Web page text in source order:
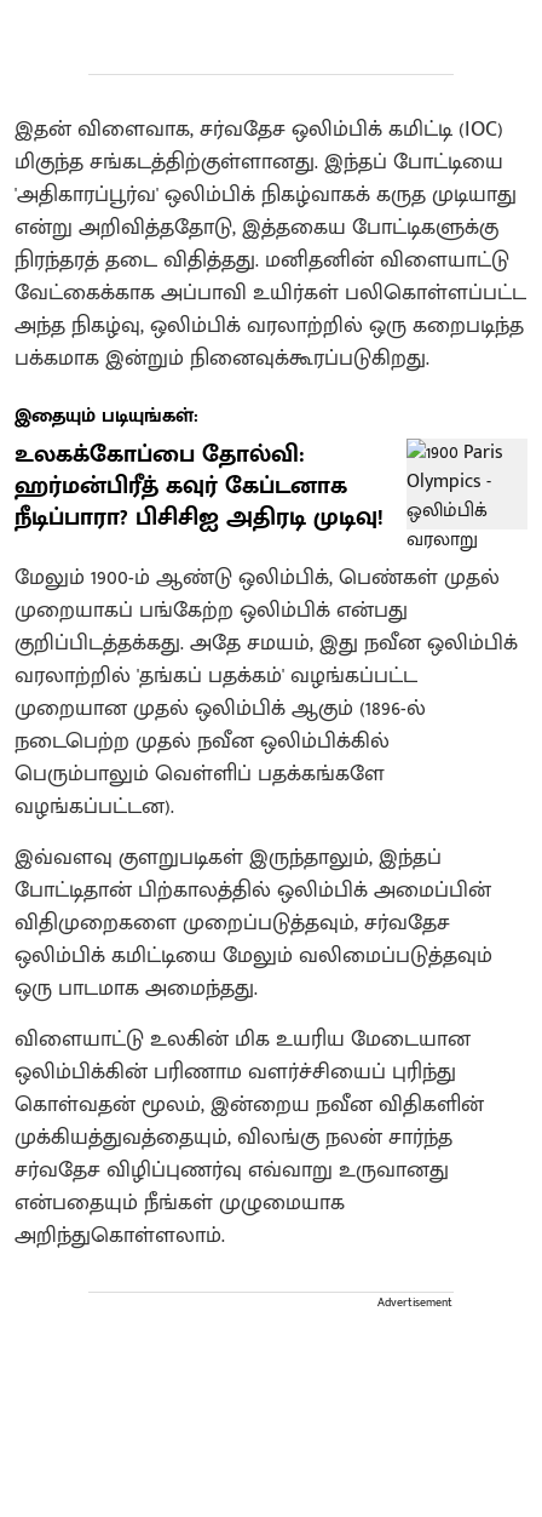
இதன் விளைவாக, சர்வதேச ஒலிம்பிக் கமிட்டி (IOC)
மிகுந்த சங்கடத்திற்குள்ளானது. இந்தப் போட்டியை
'அதிகாரப்பூர்வ' ஒலிம்பிக் நிகழ்வாகக் கருத முடியாது
என்று அறிவித்ததோடு, இத்தகைய போட்டிகளுக்கு
நிரந்தரத் தடை விதித்தது. மனிதனின் விளையாட்டு
வேட்கைக்காக அப்பாவி உயிர்கள் பலிகொள்ளப்பட்ட
அந்த நிகழ்வு, ஒலிம்பிக் வரலாற்றில் ஒரு கறைபடிந்த
பக்கமாக இன்றும் நினைவுக்கூரப்படுகிறது.
இதையும் படியுங்கள்:
உலகக்கோப்பை தோல்வி:
ஹர்மன்பிரீத் கவுர் கேப்டனாக
நீடிப்பாரா? பிசிசிஐ அதிரடி முடிவு!
மேலும் 1900-ம் ஆண்டு ஒலிம்பிக், பெண்கள் முதல்
முறையாகப் பங்கேற்ற ஒலிம்பிக் என்பது
குறிப்பிடத்தக்கது. அதே சமயம், இது நவீன ஒலிம்பிக்
வரலாற்றில் 'தங்கப் பதக்கம்' வழங்கப்பட்ட
முறையான முதல் ஒலிம்பிக் ஆகும் (1896-ல்
நடைபெற்ற முதல் நவீன ஒலிம்பிக்கில்
பெரும்பாலும் வெள்ளிப் பதக்கங்களே
வழங்கப்பட்டன).
இவ்வளவு குளறுபடிகள் இருந்தாலும், இந்தப்
போட்டிதான் பிற்காலத்தில் ஒலிம்பிக் அமைப்பின்
விதிமுறைகளை முறைப்படுத்தவும், சர்வதேச
ஒலிம்பிக் கமிட்டியை மேலும் வலிமைப்படுத்தவும்
ஒரு பாடமாக அமைந்தது.
விளையாட்டு உலகின் மிக உயரிய மேடையான
ஒலிம்பிக்கின் பரிணாம வளர்ச்சியைப் புரிந்து
கொள்வதன் மூலம், இன்றைய நவீன விதிகளின்
முக்கியத்துவத்தையும், விலங்கு நலன் சார்ந்த
சர்வதேச விழிப்புணர்வு எவ்வாறு உருவானது
என்பதையும் நீங்கள் முழுமையாக
அறிந்துகொள்ளலாம்.
Advertisement